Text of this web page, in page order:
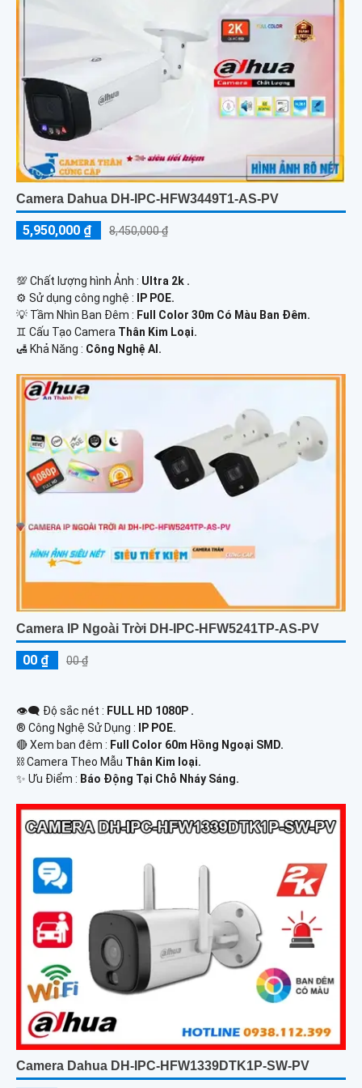
Camera Dahua DH-IPC-HFW3449T1-AS-PV
5,950,000 ₫ 8,450,000 ₫
💯 Chất lượng hình Ảnh : Ultra 2k .
⚙ Sử dụng công nghệ :
IP POE.
💡 Tầm Nhìn Ban Đêm : Full Color 30m Có Màu Ban Đêm.
♊ Cấu Tạo Camera Thân Kim Loại.
️🛃 Khả Năng : Công Nghệ AI.
Camera IP Ngoài Trời DH-IPC-HFW5241TP-AS-PV
00 ₫ 00 ₫
👁️‍🗨 Độ sắc nét : FULL HD 1080P .
®️ Công Nghệ Sử Dụng :
IP POE.
🔴 Xem ban đêm : Full Color 60m Hồng Ngoại SMD.
⛓ Camera Theo Mẫu Thân Kim loại.
️✨ Ưu Điểm : Báo Động Tại Chỗ Nháy Sáng.
Camera Dahua DH-IPC-HFW1339DTK1P-SW-PV